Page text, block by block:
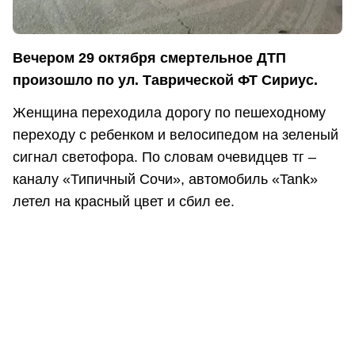
Вечером 29 октября смертельное ДТП
произошло по ул. Таврической ФТ Сириус.
Женщина переходила дорогу по пешеходному
переходу с ребенком и велосипедом на зеленый
сигнал светофора. По словам очевидцев тг –
каналу «Типичный Сочи», автомобиль «Tank»
летел на красный цвет и сбил ее.